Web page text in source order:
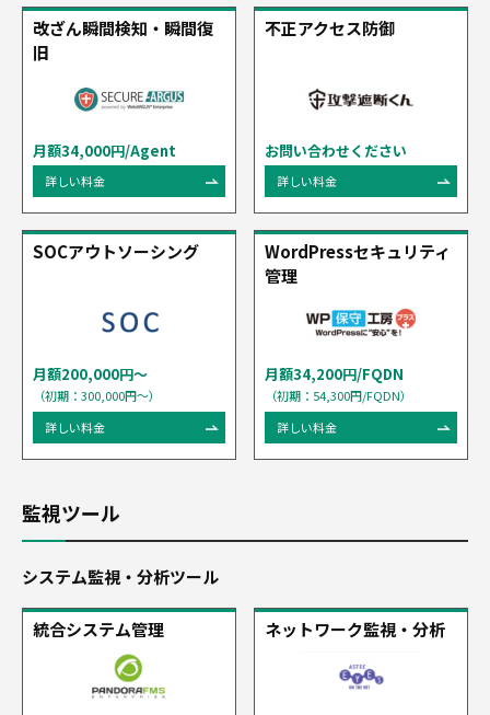
改ざん瞬間検知・瞬間復
旧
月額34,000円/Agent
詳しい料金
不正アクセス防御
お問い合わせください
詳しい料金
SOCアウトソーシング
月額200,000円〜
（初期：300,000円〜）
詳しい料金
WordPressセキュリティ
管理
月額34,200円/FQDN
（初期：54,300円/FQDN）
詳しい料金
監視ツール
システム監視・分析ツール
統合システム管理 ネットワーク監視・分析